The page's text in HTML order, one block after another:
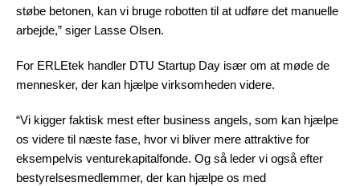
støbe betonen, kan vi bruge robotten til at udføre det manuelle
arbejde,” siger Lasse Olsen.
For ERLEtek handler DTU Startup Day især om at møde de
mennesker, der kan hjælpe virksomheden videre.
“Vi kigger faktisk mest efter business angels, som kan hjælpe
os videre til næste fase, hvor vi bliver mere attraktive for
eksempelvis venturekapitalfonde. Og så leder vi også efter
bestyrelsesmedlemmer, der kan hjælpe os med